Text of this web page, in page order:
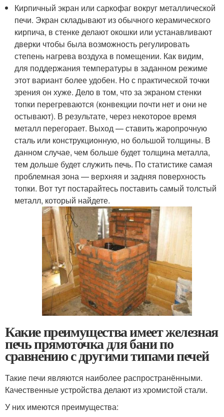
Кирпичный экран или саркофаг вокруг металлической
печи. Экран складывают из обычного керамического
кирпича, в стенке делают окошки или устанавливают
дверки чтобы была возможность регулировать
степень нагрева воздуха в помещении. Как видим,
для поддержания температуры в заданном режиме
этот вариант более удобен. Но с практической точки
зрения он хуже. Дело в том, что за экраном стенки
топки перегреваются (конвекции почти нет и они не
остывают). В результате, через некоторое время
металл перегорает. Выход — ставить жаропрочную
сталь или конструкционную, но большой толщины. В
данном случае, чем больше будет толщина металла,
тем дольше будет служить печь. По статистике самая
проблемная зона — верхняя и задняя поверхность
топки. Вот тут постарайтесь поставить самый толстый
металл, который найдете.
Какие преимущества имеет железная
печь прямоточка для бани по
сравнению с другими типами печей
Такие печи являются наиболее распространёнными.
Качественные устройства делают из хромистой стали.
У них имеются преимущества: